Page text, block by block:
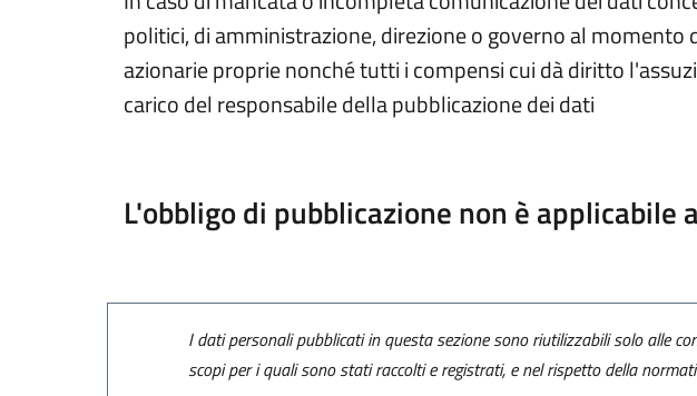
politici, di amministrazione, direzione o governo al
azionarie proprie nonché tutti i compensi cui dà diritto
carico del responsabile della pubblicazione dei dati
L'obbligo di pubblicazione non è
I dati personali pubblicati in questa sezione sono riutilizzabili solo alle
scopi per i quali sono stati raccolti e registrati, e nel rispetto della